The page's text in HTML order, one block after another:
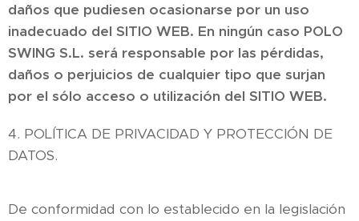
daños que pudiesen ocasionarse por un uso
inadecuado del SITIO WEB. En ningún caso POLO
SWING S.L. será responsable por las pérdidas,
daños o perjuicios de cualquier tipo que surjan
por el sólo acceso o utilización del SITIO WEB.
4. POLÍTICA DE PRIVACIDAD Y PROTECCIÓN DE
DATOS.
De conformidad con lo establecido en la legislación